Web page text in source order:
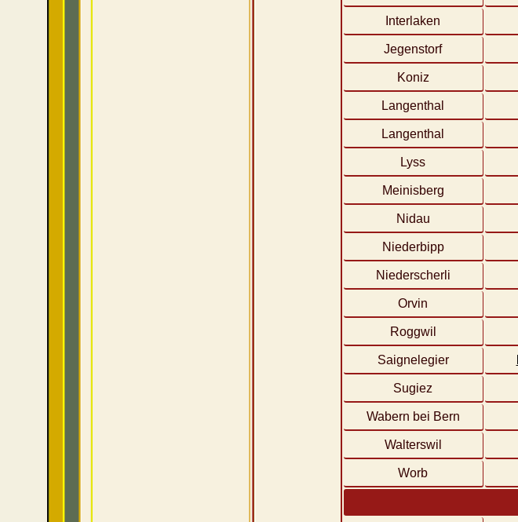
Interlaken
Jegenstorf
Koniz
Langenthal
Langenthal
Lyss
Meinisberg
Nidau
Niederbipp
Niederscherli
Orvin
Roggwil
Saignelegier
Sugiez
Wabern bei Bern
Walterswil
Worb